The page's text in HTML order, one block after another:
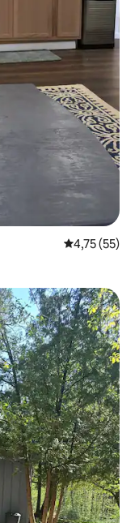
Средна
4,75 (55)